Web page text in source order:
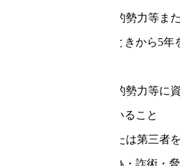
(1)反社会的勢力等ま
くなったときから5
(2)反社会的勢力等に
を行っていること
(3)自らまたは第三者
て暴力行為・詐術・